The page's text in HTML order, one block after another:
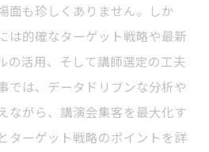
面も珍しくありません。しか
は的確なターゲット戦略や最新
の活用、そして講師選定の工夫
では、データドリブンな分析や
ながら、講演会集客を最大化す
ターゲット戦略のポイントを詳